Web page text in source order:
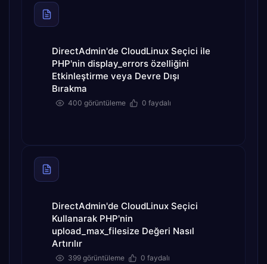
DirectAdmin'de CloudLinux Seçici ile
PHP'nin display_errors özelliğini
Etkinleştirme veya Devre Dışı
Bırakma
400 görüntüleme 0 faydalı
DirectAdmin'de CloudLinux Seçici
Kullanarak PHP'nin
upload_max_filesize Değeri Nasıl
Artırılır
399 görüntüleme 0 faydalı